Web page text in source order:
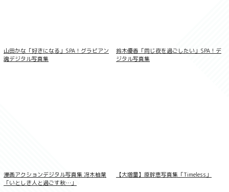
山田かな「好きになる」SPA！グラビアン
魂デジタル写真集
鈴木優香「同じ夜を過ごしたい」SPA！デ
ジタル写真集
漫画アクションデジタル写真集 冴木柚葉
「いとしき人と過ごす秋…」
【大増量】原幹恵写真集「Timeless」